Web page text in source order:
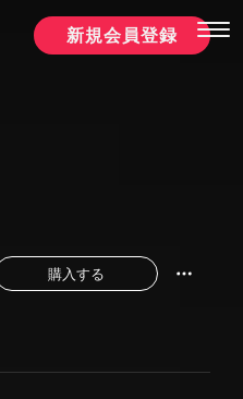
新規会員登録
購入する